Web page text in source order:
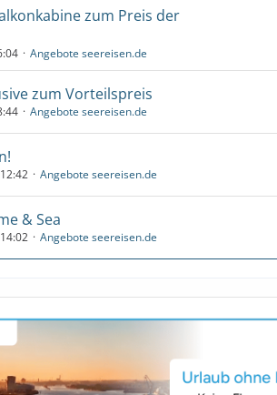
zum Preis der
Angebote seereisen.de
zum Vorteilspreis
Angebote seereisen.de
Angebote seereisen.de
& Sea
Angebote seereisen.de